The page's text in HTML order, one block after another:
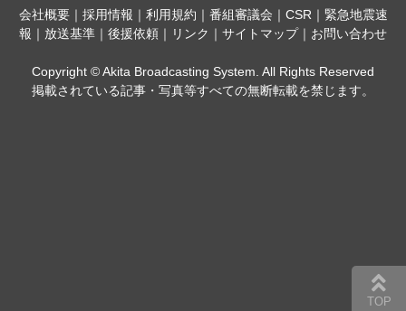
会社概要｜ 採用情報 ｜ 利用規約 ｜ 番組審議会 ｜ CSR｜ 緊急地震速
報 ｜ 放送基準 ｜ 後援依頼 ｜ リンク ｜ サイトマップ｜ お問い合わせ
Copyright © Akita Broadcasting System. All Rights Reserved
掲載されている記事・写真等すべての無断転載を禁じます。